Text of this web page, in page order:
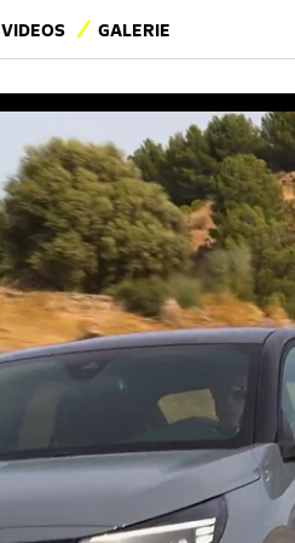
VIDEOS GALERIE